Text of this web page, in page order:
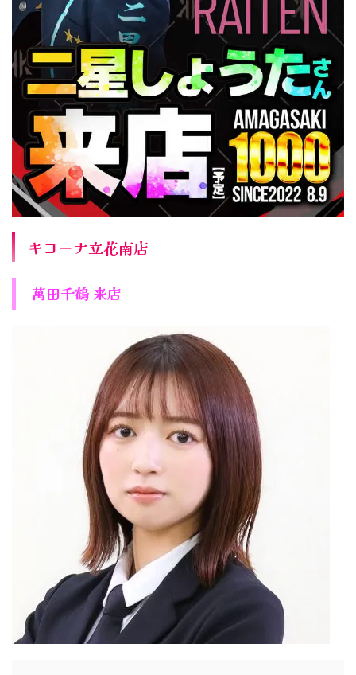
キコーナ立花南店
萬田千鶴 来店